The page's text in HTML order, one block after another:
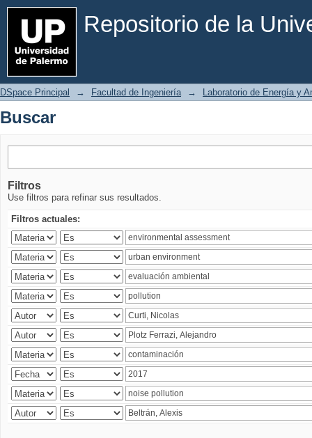
Repositorio de la
Buscar
DSpace Principal → Facultad de Ingeniería → Laboratorio de Energía y
Buscar
Filtros
Use filtros para refinar sus resultados.
Filtros actuales: